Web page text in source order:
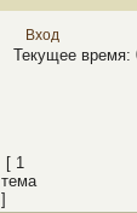
Вход
Текущее время:
[ 1
тема
]